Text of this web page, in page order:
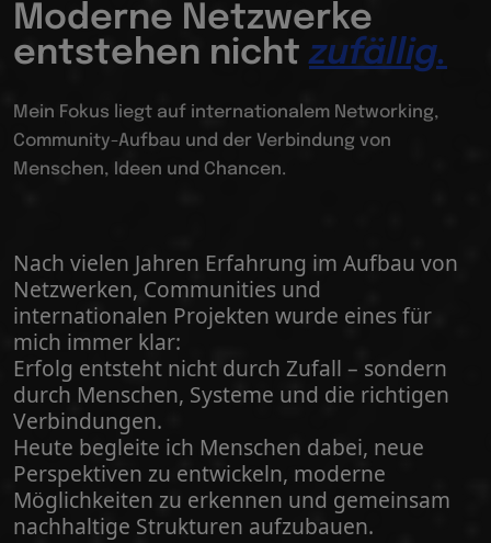
Moderne Netzwerke
entstehen nichtzufällig.
Mein Fokus liegt auf internationalem Networking,
Community-Aufbau und der Verbindung von
Menschen, Ideen und Chancen.
Nach vielen Jahren Erfahrung im Aufbau von
Netzwerken, Communities und
internationalen Projekten wurde eines für
mich immer klar:
Erfolg entsteht nicht durch Zufall – sondern
durch Menschen, Systeme und die richtigen
Verbindungen.
Heute begleite ich Menschen dabei, neue
Perspektiven zu entwickeln, moderne
Möglichkeiten zu erkennen und gemeinsam
nachhaltige Strukturen aufzubauen.